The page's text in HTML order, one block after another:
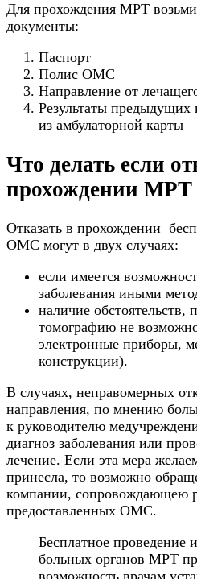
Для прохождения МРТ
документы:
Паспорт
Полис ОМС
Направление от
Результаты
из амбулаторной карты
Что делать если
прохождении МРТ
Отказать в прохождении
ОМС могут в двух случаях:
если имеется
заболевания иными
наличие обстоятельств,
томографию не
электронные приборы,
конструкции).
В случаях, неправомерных
направления, по мнению
к руководителю
диагноз заболевания или
лечение. Если эта мера
принесла, то возможно
компании, сопровождающею
предоставленных ОМС.
Бесплатное проведение
больных органов МРТ
возможность врачам